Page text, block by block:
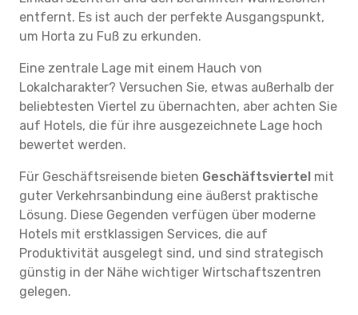
entfernt. Es ist auch der perfekte Ausgangspunkt,
um Horta zu Fuß zu erkunden.
Eine zentrale Lage mit einem Hauch von
Lokalcharakter? Versuchen Sie, etwas außerhalb der
beliebtesten Viertel zu übernachten, aber achten Sie
auf Hotels, die für ihre ausgezeichnete Lage hoch
bewertet werden.
Für Geschäftsreisende bieten Geschäftsviertel mit
guter Verkehrsanbindung eine äußerst praktische
Lösung. Diese Gegenden verfügen über moderne
Hotels mit erstklassigen Services, die auf
Produktivität ausgelegt sind, und sind strategisch
günstig in der Nähe wichtiger Wirtschaftszentren
gelegen.